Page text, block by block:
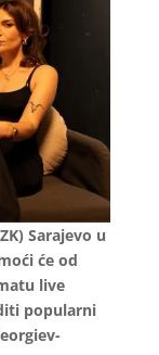
Sarajevo u
će od
live
popularni